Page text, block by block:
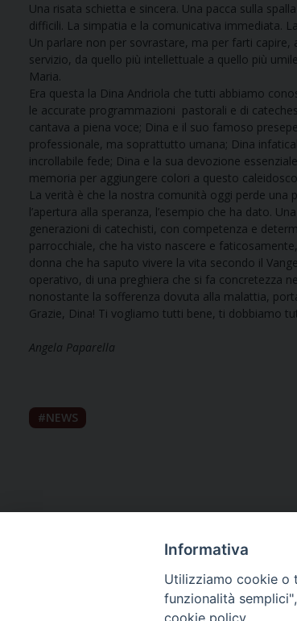
Una risata schietta e sincera. Una pacca sulla
difficili. La simpatia e la comunicativa immediata.
Un parlare non per sovrastare, ma per farti capire,
servizio, da quello più intellettuale a quello più
Maria.
Era questa la Dina Andriola che tutti abbiamo
le accurate programmazioni pastorali e di
cantava a piena voce; Dina e il suo famoso
professionale, ma soprattutto umana; Dina
incrollabile fede; Dina e la sua devozione
memoria per aggiungere colori a questo
La verità è che la nostra comunità oggi perde una
l’apertura alla speranza, l’esempio che ha dato.
generazioni di catechisti, con competenza e
parrocchiale, che ha visto nascere e
donna che ha saputo vivere la vita secondo il
operativo, di una preghiera che si fa concretezza
nonostante la sofferenza dovuta alla malattia,
Grazie, Dina! Ti vogliamo tutti bene, ti dobbiamo
Angela Paparella
NEWS
Informativa
Utilizziamo cookie o
funzionalità